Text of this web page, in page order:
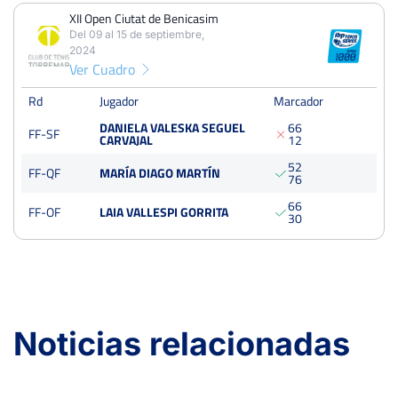
Tierra
XII Open Ciutat de Benicasim
Del 09 al 15 de septiembre, 2024
Semifinales
XII Open Ciutat de Benicasim
Del 09 al 15 de septiembre,
2024
Ver Cuadro
Rd Jugador
Marcador
FF-SF
DANIELA VALESKA SEGUEL
CARVAJAL
6
1
6
2
FF-QF
MARÍA DIAGO MARTÍN 5
7
2
6
FF-OF
LAIA VALLESPI GORRITA 6
3
6
0
Noticias relacionadas